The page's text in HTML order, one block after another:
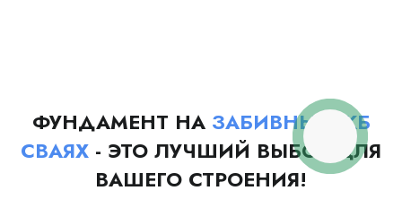
ФУНДАМЕНТ НА ЗАБИВНЫХ ЖБ
СВАЯХ - ЭТО ЛУЧШИЙ ВЫБОР ДЛЯ
ВАШЕГО СТРОЕНИЯ!